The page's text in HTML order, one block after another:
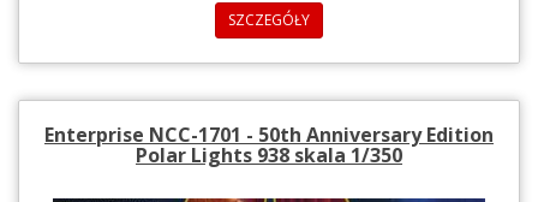
SZCZEGÓŁY
Enterprise NCC-1701 - 50th Anniversary Edition
Polar Lights 938 skala 1/350